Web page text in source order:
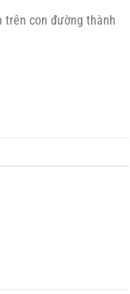
trên con đường thành